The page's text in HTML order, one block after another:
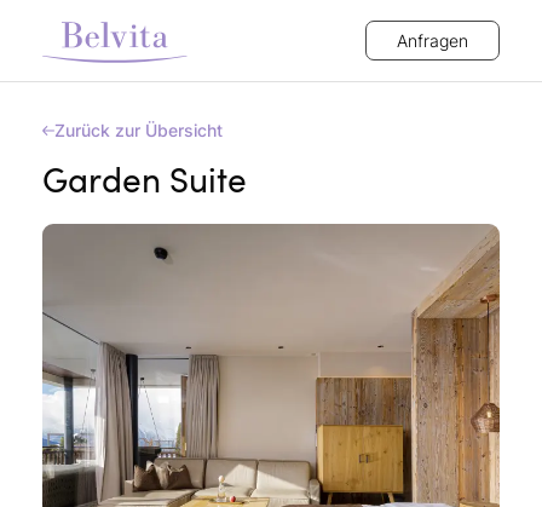
Anfragen
Zurück zur Übersicht
Garden Suite